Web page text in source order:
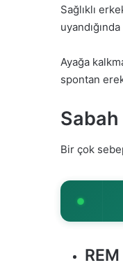
Sağlıklı
Ayağa
spontan
Bir çok